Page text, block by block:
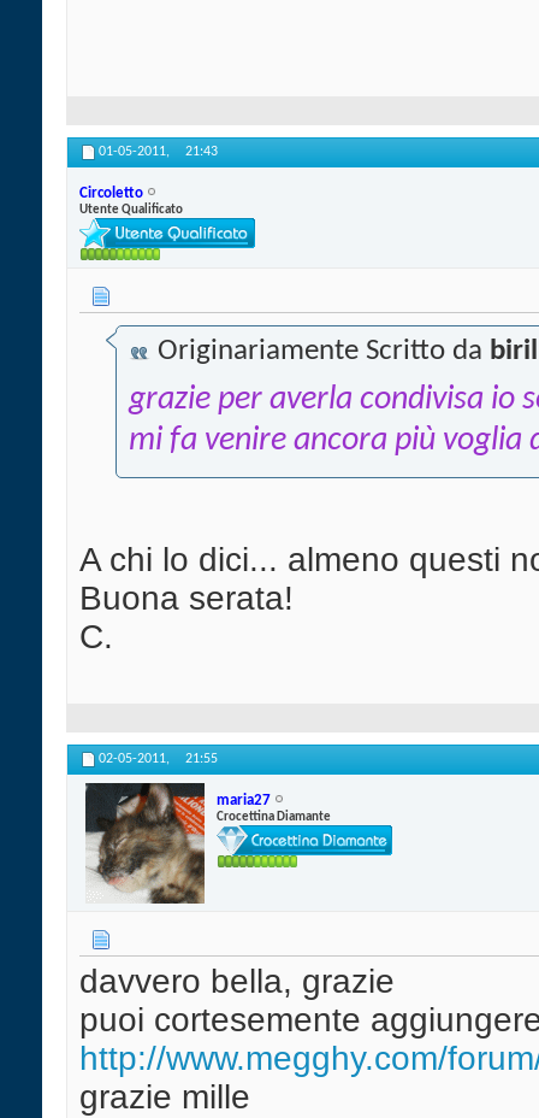
01-05-2011, 21:43
Circoletto
Utente Qualificato
Originariamente Scritto da
grazie per averla condivisa io
mi fa venire ancora più voglia
A chi lo dici... almeno questi
Buona serata!
C.
02-05-2011, 21:55
maria27
Crocettina Diamante
davvero bella, grazie
puoi cortesemente
http://www.megghy.com/
grazie mille